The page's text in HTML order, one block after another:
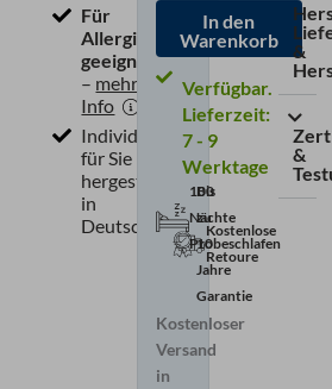
Für
Allergiker
geeignet
– mehr
Info
Individuell
für Sie
hergestellt
in
Deutschland
In den
Warenkorb
Lieferzeit:
7 - 9
Werktage
100
Nächte
Probeschlafen
Bis
zu
10
Jahre
Garantie
Kostenlose
Retoure
Kostenloser
Versand
in
&
&